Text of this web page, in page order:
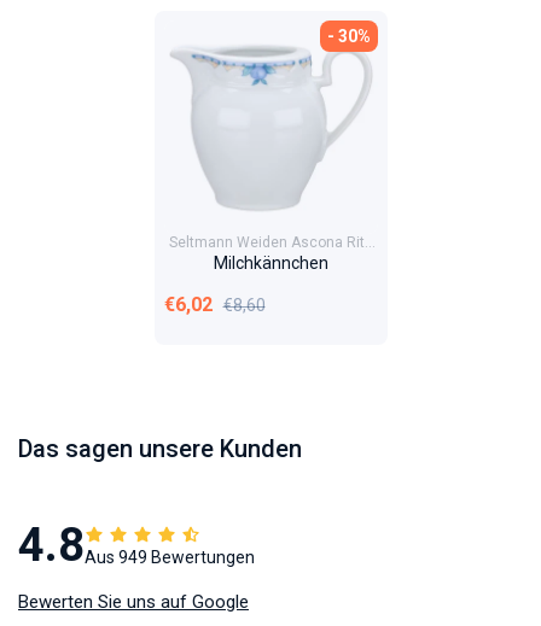
- 30%
Seltmann Weiden Ascona Rita
33506
Milchkännchen
Verkaufspreis
€6,02 Normaler Preis
€8,60
Das sagen unsere Kunden
4.8Aus 949 Bewertungen
Bewerten Sie uns auf Google